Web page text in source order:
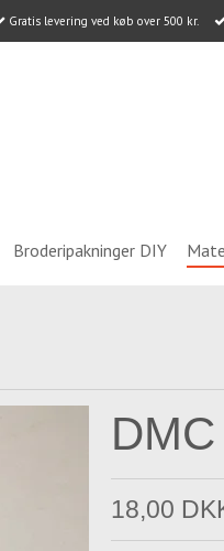
Gratis levering ved køb over 500 kr.
Broderipakninger DIY
18,00